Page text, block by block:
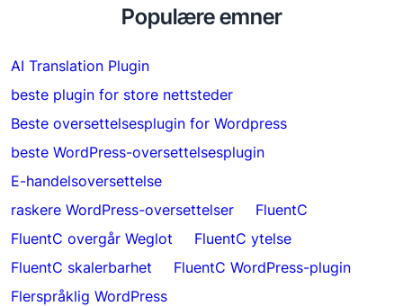
Populære emner
AI Translation Plugin
beste plugin for store nettsteder
Beste oversettelsesplugin for Wordpress
beste WordPress-oversettelsesplugin
E-handelsoversettelse
raskere WordPress-oversettelser
FluentC
FluentC overgår Weglot
FluentC ytelse
FluentC skalerbarhet
FluentC WordPress-plugin
Flerspråklig WordPress